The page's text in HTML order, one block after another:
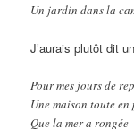
Un jardin dans la
J’aurais plutôt dit
Pour mes jours de
Une maison toute en
Que la mer a rongée